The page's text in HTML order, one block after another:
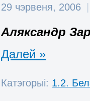
29 чэрвеня, 2006
Аляксандр
Далей »
Катэгорыі: 1.2.